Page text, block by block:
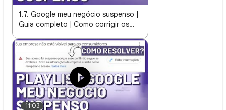
1.7. Google meu negócio suspenso |
Guia completo | Como corrigir os
11:03